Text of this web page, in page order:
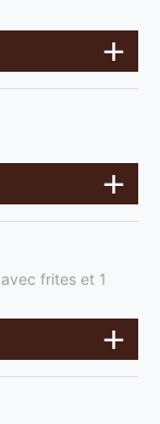
frites et 1